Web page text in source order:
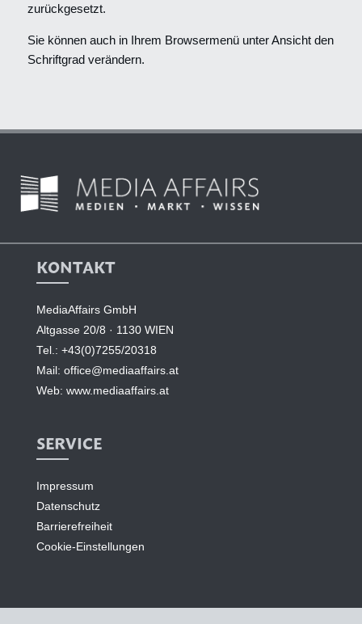
zurückgesetzt.
Sie können auch in Ihrem Browsermenü unter Ansicht den
Schriftgrad verändern.
KONTAKT
MediaAffairs GmbH
Altgasse 20/8 · 1130 WIEN
Tel.: +43(0)7255/20318
Mail: office@mediaaffairs.at
Web: www.mediaaffairs.at
SERVICE
Impressum
Datenschutz
Barrierefreiheit
Cookie-Einstellungen